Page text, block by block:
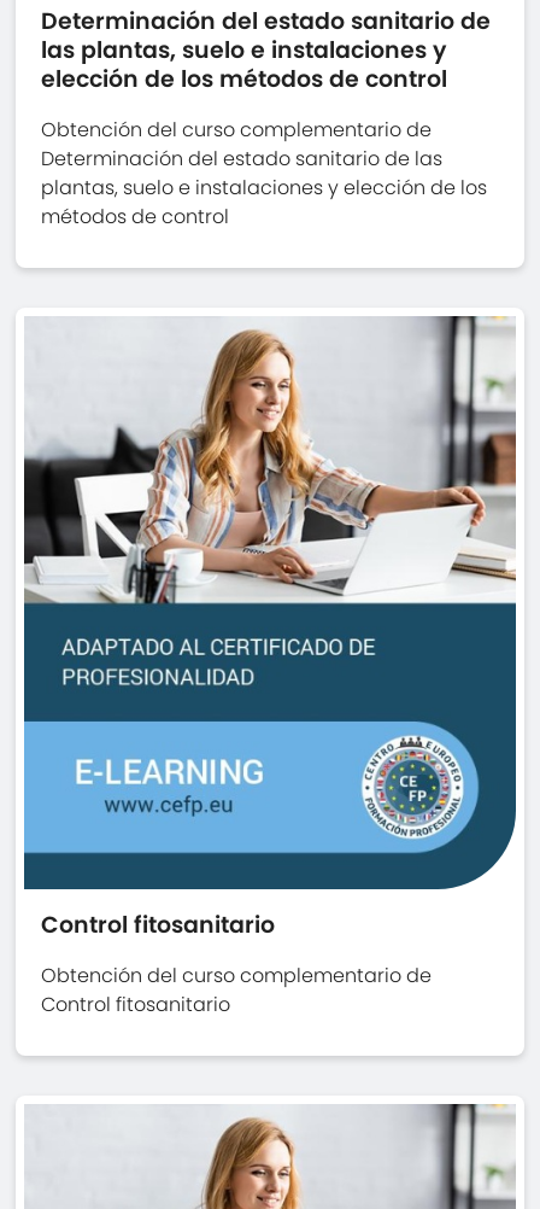
Determinación del estado sanitario de
las plantas, suelo e instalaciones y
elección de los métodos de control
Obtención del curso complementario de
Determinación del estado sanitario de las
plantas, suelo e instalaciones y elección de los
métodos de control
Control fitosanitario
Obtención del curso complementario de
Control fitosanitario